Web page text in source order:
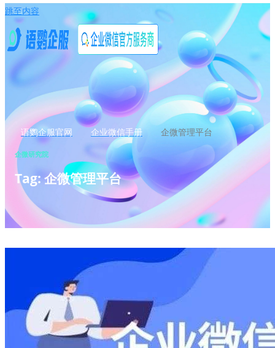
跳至内容
语鹦企服官网 企业微信手册 企微管理平台
企微研究院
Tag: 企微管理平台